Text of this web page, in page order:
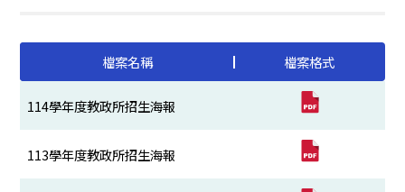
檔案名稱 檔案格式
114學年度教政所招生海報
113學年度教政所招生海報